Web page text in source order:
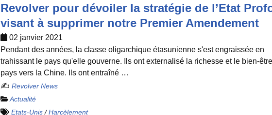
Revolver pour dévoiler la stratégie de l’Etat
visant à supprimer notre Premier Amendement
02 janvier 2021
Pendant des années, la classe oligarchique étasunienne s'est engraissée en
trahissant le pays qu'elle gouverne. Ils ont externalisé la richesse et le bien-
pays vers la Chine. Ils ont entraîné …
✍️ Revolver News
Actualité
Etats-Unis / Harcèlement